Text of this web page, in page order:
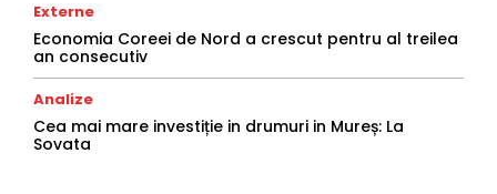
Externe
Economia Coreei de Nord a crescut pentru al treilea
an consecutiv
Analize
Cea mai mare investiție in drumuri in Mureș: La
Sovata